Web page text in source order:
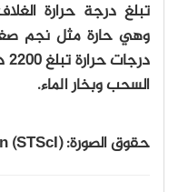
وهي حارة مثل نجم
السحب وبخار الماء.
حقوق الصورة: NASA, ESA, and G. Bacon (STScI)